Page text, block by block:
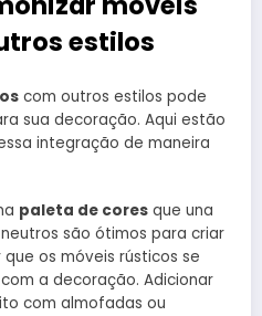
estilos
com outros estilos pode
sua decoração. Aqui estão
integração de maneira
paleta de cores que una
são ótimos para criar
os móveis rústicos se
a decoração. Adicionar
com almofadas ou